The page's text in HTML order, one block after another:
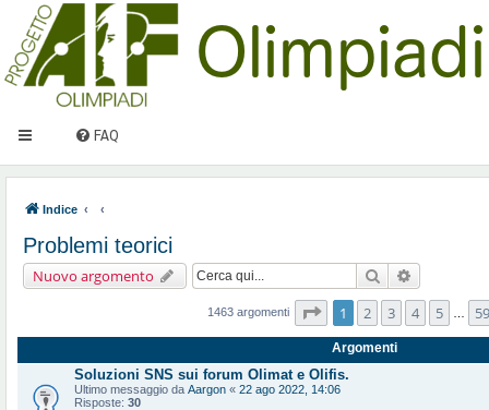
FAQ
Indice
Problemi teorici
Nuovo argomento Cerca
1463 argomenti Pagina1 di59
1 2 3 4 5 59
Argomenti
Soluzioni SNS sui forum Olimat e Olifis.
Ultimo messaggio da Aargon « 22 ago 2022, 14:06
Risposte: 30